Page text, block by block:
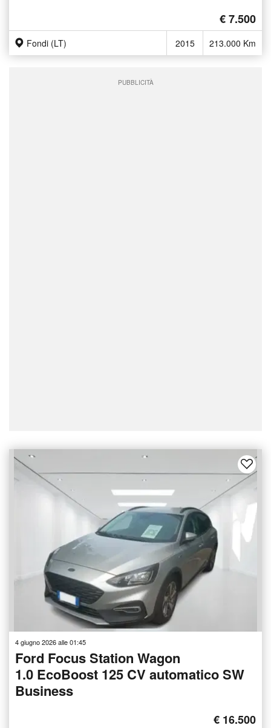
€ 7.500
Fondi (LT) 2015 213.000 Km
PUBBLICITÀ
4 giugno 2026 alle 01:45
Ford Focus Station Wagon
1.0 EcoBoost 125 CV automatico SW
Business
€ 16.500